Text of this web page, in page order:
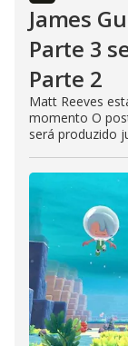
James
Parte 3
Parte 2
Matt Reeves
momento O
será produzido